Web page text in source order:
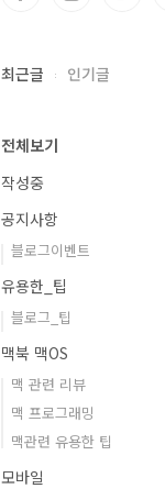
최근글 인기글
전체보기
작성중
공지사항
블로그이벤트
유용한_팁
블로그_팁
맥북 맥OS
맥 관련 리뷰
맥 프로그래밍
맥관련 유용한 팁
모바일